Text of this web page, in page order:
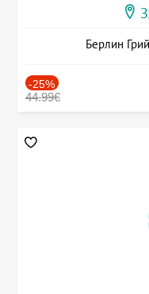
Берлин
-25%
44.99€